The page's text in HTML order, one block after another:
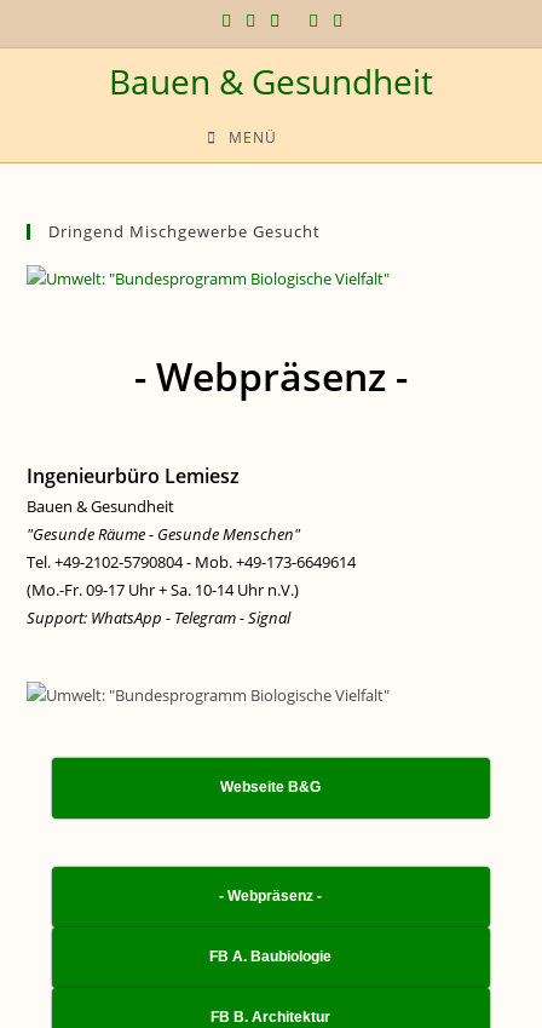
Inhalt
Bauen & Gesundheit
MENÜ
Dringend Mischgewerbe Gesucht
- Webpräsenz -
Ingenieurbüro Lemiesz
Bauen & Gesundheit
"Gesunde Räume - Gesunde Menschen"
Tel. +49-2102-5790804 - Mob. +49-173-6649614
(Mo.-Fr. 09-17 Uhr + Sa. 10-14 Uhr n.V.)
Support: WhatsApp - Telegram - Signal
Webseite B&G
- Webpräsenz -
FB A. Baubiologie
FB B. Architektur